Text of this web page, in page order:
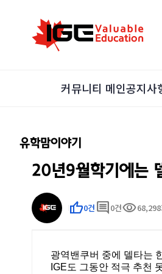
커뮤니티 메인공지사
유학맘이야기
20년9월학기에는
thumb_up0건 comment 0건visibility
광역밴쿠버 중에 델타는
IGE도 그동안 적극 추천